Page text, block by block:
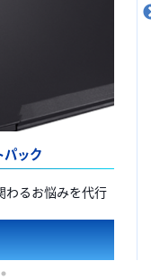
ック
わるお悩みを代行